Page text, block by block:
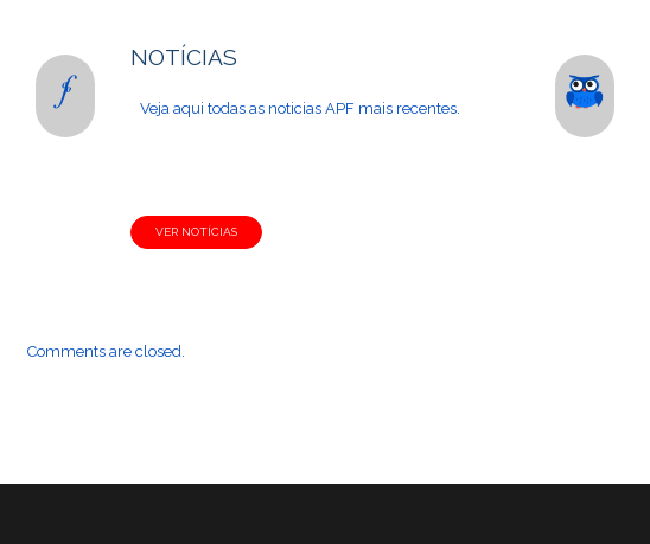
NOTÍCIAS
Veja aqui todas as noticias APF mais recentes.
VER NOTÍCIAS
Comments are closed.